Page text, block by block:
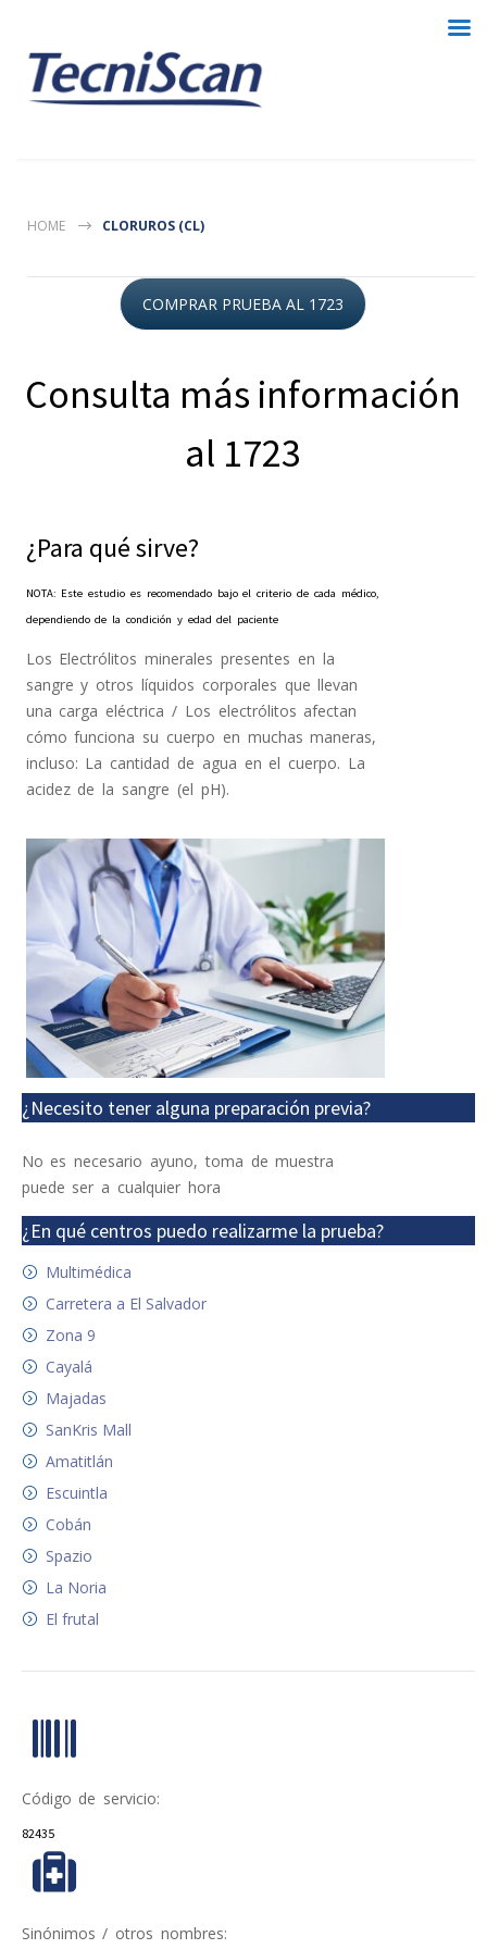
HOME CLORUROS (CL)
COMPRAR PRUEBA AL 1723
Consulta más información
al 1723
¿Para qué sirve?
NOTA: Este estudio es recomendado bajo el criterio de cada médico,
dependiendo de la condición y edad del paciente
Los Electrólitos minerales presentes en la
sangre y otros líquidos corporales que llevan
una carga eléctrica / Los electrólitos afectan
cómo funciona su cuerpo en muchas maneras,
incluso: La cantidad de agua en el cuerpo. La
acidez de la sangre (el pH).
¿Necesito tener alguna preparación previa?
No es necesario ayuno, toma de muestra
puede ser a cualquier hora
¿En qué centros puedo realizarme la prueba?
Multimédica
Carretera a El Salvador
Zona 9
Cayalá
Majadas
SanKris Mall
Amatitlán
Escuintla
Cobán
Spazio
La Noria
El frutal
Código de servicio:
82435
Sinónimos / otros nombres: